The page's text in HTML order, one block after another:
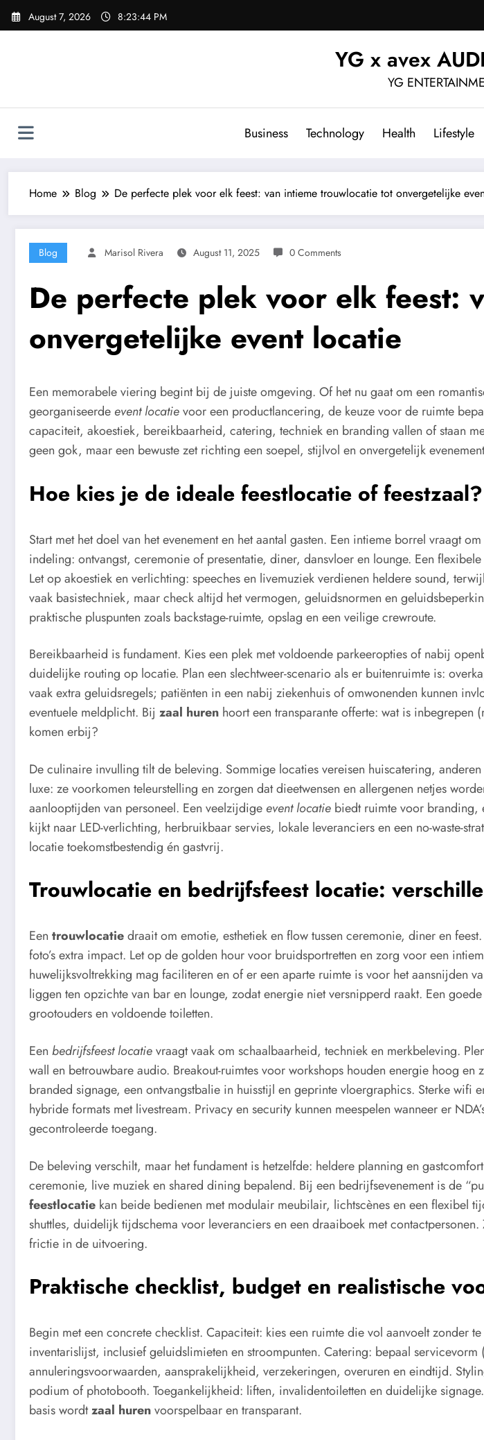
Skip
August 7, 2026 8:23:45 PM
YG x avex
YG
Business Technology Health Lifestyle
Home Blog De perfecte plek voor elk feest: van intieme trouwlocatie tot onvergetelijke
Blog Marisol Rivera August 11, 2025 0 Comments
De perfecte plek voor elk feest:
onvergetelijke event locatie
Een memorabele viering begint bij de juiste omgeving. Of het nu gaat om een
georganiseerde event locatievoor een productlancering, de keuze voor de ruimte
capaciteit, akoestiek, bereikbaarheid, catering, techniek en branding vallen of staan
geen gok, maar een bewuste zet richting een soepel, stijlvol en onvergetelijk
Hoe kies je de ideale feestlocatie of feestzaal?
Start met het doel van het evenement en het aantal gasten. Een intieme borrel vraagt
indeling: ontvangst, ceremonie of presentatie, diner, dansvloer en lounge. Een
Let op akoestiek en verlichting: speeches en livemuziek verdienen heldere sound,
vaak basistechniek, maar check altijd het vermogen, geluidsnormen en
praktische pluspunten zoals backstage-ruimte, opslag en een veilige crewroute.
Bereikbaarheid is fundament. Kies een plek met voldoende parkeeropties of nabij
duidelijke routing op locatie. Plan een slechtweer-scenario als er buitenruimte is:
vaak extra geluidsregels; patiënten in een nabij ziekenhuis of omwonenden kunnen
eventuele meldplicht. Bij zaal huren hoort een transparante offerte: wat is
komen erbij?
De culinaire invulling tilt de beleving. Sommige locaties vereisen huiscatering,
luxe: ze voorkomen teleurstelling en zorgen dat dieetwensen en allergenen netjes
aanlooptijden van personeel. Een veelzijdige event locatie biedt ruimte voor branding,
kijkt naar LED-verlichting, herbruikbaar servies, lokale leveranciers en een no-waste-
locatie toekomstbestendig én gastvrij.
Trouwlocatie en bedrijfsfeest locatie:
Een trouwlocatiedraait om emotie, esthetiek en flow tussen ceremonie, diner en
foto’s extra impact. Let op de golden hour voor bruidsportretten en zorg voor een
huwelijksvoltrekking mag faciliteren en of er een aparte ruimte is voor het aansnijden
liggen ten opzichte van bar en lounge, zodat energie niet versnipperd raakt. Een goede
grootouders en voldoende toiletten.
Een bedrijfsfeest locatievraagt vaak om schaalbaarheid, techniek en merkbeleving.
wall en betrouwbare audio. Breakout-ruimtes voor workshops houden energie hoog
branded signage, een ontvangstbalie in huisstijl en geprinte vloergraphics. Sterke
hybride formats met livestream. Privacy en security kunnen meespelen wanneer er
gecontroleerde toegang.
De beleving verschilt, maar het fundament is hetzelfde: heldere planning en
ceremonie, live muziek en shared dining bepalend. Bij een bedrijfsevenement is de
feestlocatie kan beide bedienen met modulair meubilair, lichtscènes en een flexibel
shuttles, duidelijk tijdschema voor leveranciers en een draaiboek met contactpersonen.
frictie in de uitvoering.
Praktische checklist, budget en realistische
Begin met een concrete checklist. Capaciteit: kies een ruimte die vol aanvoelt zonder
inventarislijst, inclusief geluidslimieten en stroompunten. Catering: bepaal
annuleringsvoorwaarden, aansprakelijkheid, verzekeringen, overuren en eindtijd.
podium of photobooth. Toegankelijkheid: liften, invalidentoiletten en duidelijke
basis wordtzaal hurenvoorspelbaar en transparant.